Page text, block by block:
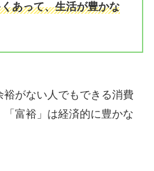
あって、生活が豊かな
裕がない人でもできる消費
富裕」は経済的に豊かな